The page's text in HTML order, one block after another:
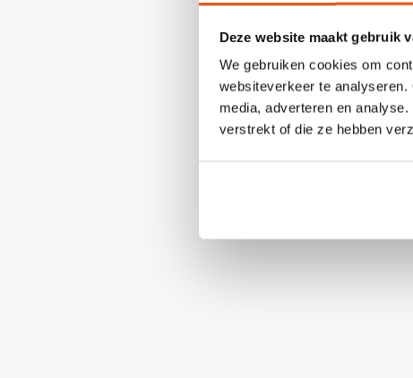
Deze website maakt gebruik
We gebruiken cookies om
websiteverkeer te
media, adverteren en
verstrekt of die ze hebben